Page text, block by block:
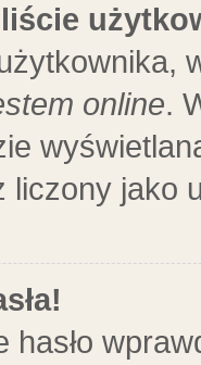
online.
liczony jako
hasło